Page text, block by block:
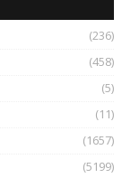
(236)
(458)
(5)
(11)
(1657)
(5199)